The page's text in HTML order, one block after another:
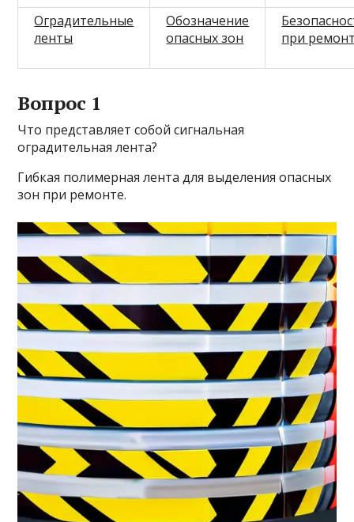
Оградительные
ленты
Обозначение
опасных зон
при
Вопрос 1
Что представляет собой сигнальная
оградительная лента?
Гибкая полимерная лента для выделения опасных
зон при ремонте.